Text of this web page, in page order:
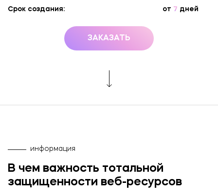
Срок создания: от 7 дней
ЗАКАЗАТЬ
информация
В чем важность тотальной
защищенности веб-ресурсов